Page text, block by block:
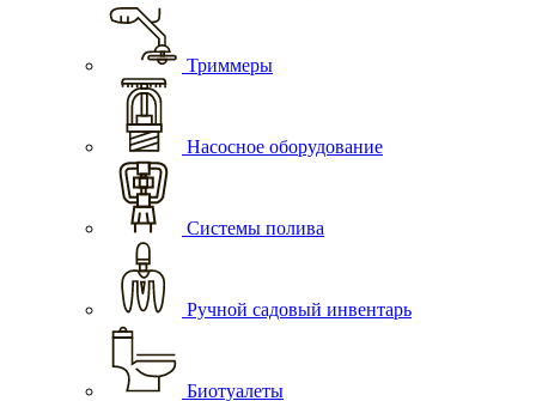
Триммеры
Насосное оборудование
Системы полива
Ручной садовый инвентарь
Биотуалеты